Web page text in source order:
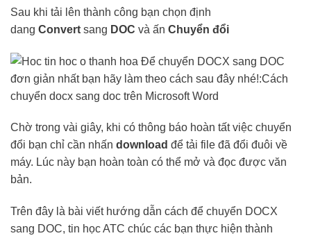
Sau khi tải lên thành công bạn chọn định
dang Convert sang DOC và ấn Chuyển đổi
Chờ trong vài giây, khi có thông báo hoàn tất việc chuyển
đổi bạn chỉ cần nhấn download để tải file đã đổi đuôi về
máy. Lúc này bạn hoàn toàn có thể mở và đọc được văn
bản.
Trên đây là bài viết hướng dẫn cách để chuyển DOCX
sang DOC, tin học ATC chúc các bạn thực hiện thành